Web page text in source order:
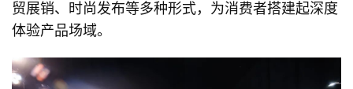
贸展销、时尚发布等多种形式，为消费者搭建起深度
体验产品场域。